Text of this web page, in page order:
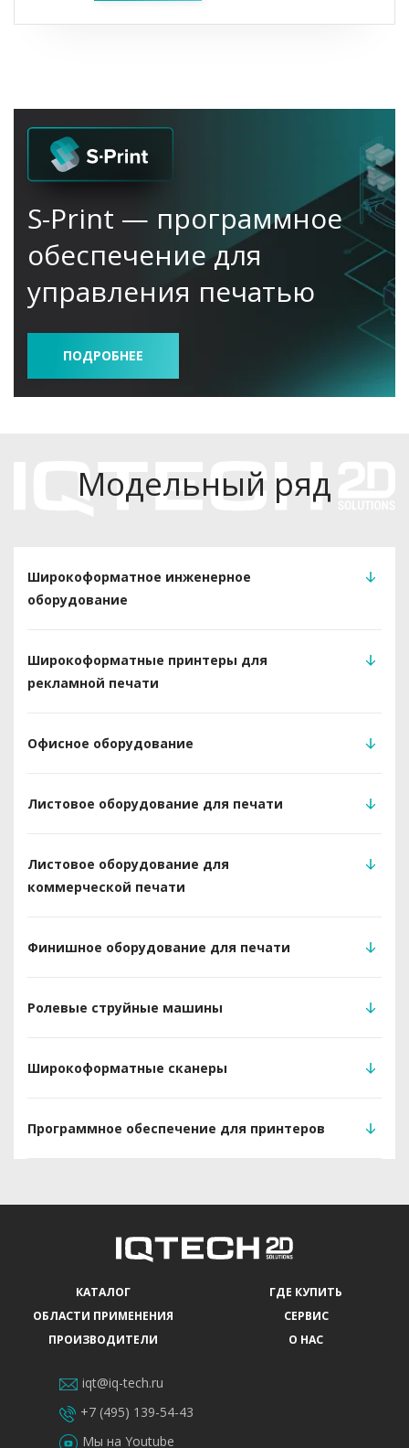
S-Print — программное
обеспечение для
управления печатью
ПОДРОБНЕЕ
Модельный ряд
Широкоформатное инженерное
оборудование
Широкоформатные принтеры для
рекламной печати
Офисное оборудование
Листовое оборудование для печати
Листовое оборудование для
коммерческой печати
Финишное оборудование для печати
Ролевые струйные машины
Широкоформатные сканеры
Программное обеспечение для принтеров
КАТАЛОГ
ОБЛАСТИ ПРИМЕНЕНИЯ
ПРОИЗВОДИТЕЛИ
ГДЕ КУПИТЬ
СЕРВИС
О НАС
iqt@iq-tech.ru
+7 (495) 139-54-43
Мы на Youtube